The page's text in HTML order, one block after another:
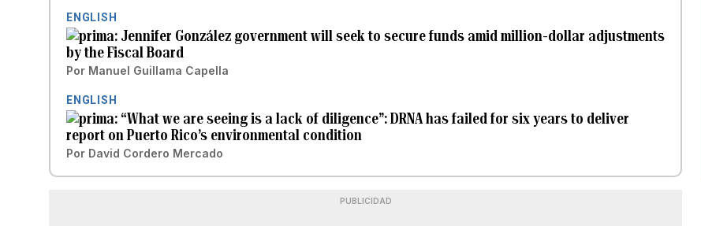
ENGLISH
Jennifer González government will seek to secure funds amid million-dollar adjustments
by the Fiscal Board
Por Manuel Guillama Capella
ENGLISH
“What we are seeing is a lack of diligence”: DRNA has failed for six years to deliver
report on Puerto Rico’s environmental condition
Por David Cordero Mercado
PUBLICIDAD